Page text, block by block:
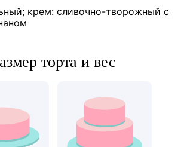
крем: сливочно-творожный с
торта и вес